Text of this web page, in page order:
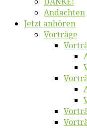
An­dach­ten
Jetzt an­hö­ren
Vor­trä­ge